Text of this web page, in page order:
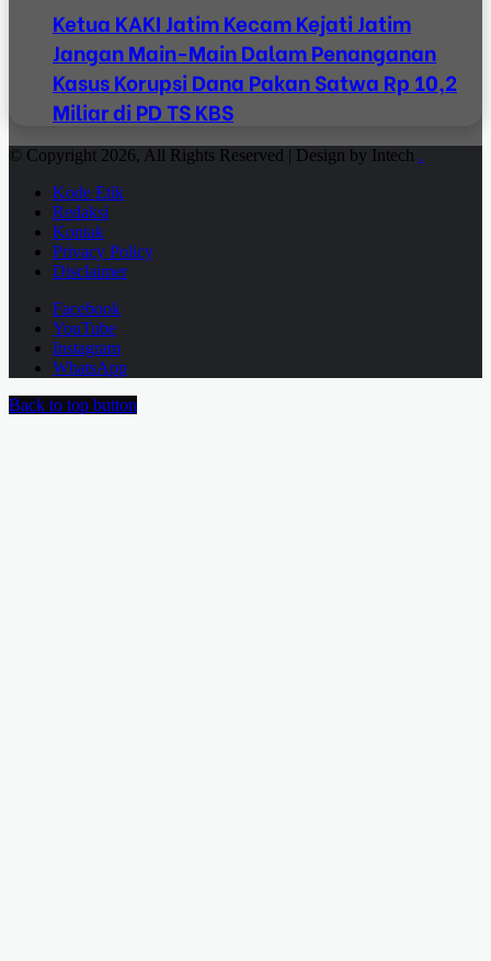
Ketua KAKI Jatim Kecam Kejati Jatim
Jangan Main-Main Dalam Penanganan
Kasus Korupsi Dana Pakan Satwa Rp 10,2
Miliar di PD TS KBS
© Copyright 2026, All Rights Reserved | Design by Intech .
Kode Etik
Redaksi
Kontak
Privacy Policy
Disclaimer
Facebook
YouTube
Instagram
WhatsApp
Back to top button